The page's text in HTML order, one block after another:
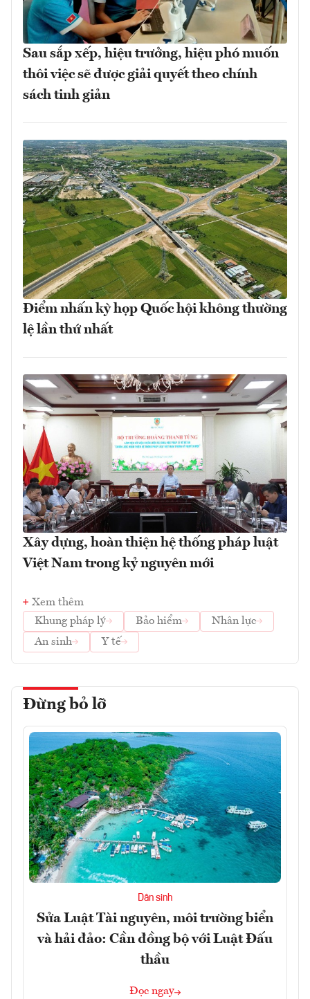
Sau sắp xếp, hiệu trưởng, hiệu phó muốn
thôi việc sẽ được giải quyết theo chính
sách tinh giản
Điểm nhấn kỳ họp Quốc hội không thường
lệ lần thứ nhất
Xây dựng, hoàn thiện hệ thống pháp luật
Việt Nam trong kỷ nguyên mới
Xem thêm
Khung pháp lý
Bảo hiểm
Nhân lực
An sinh
Y tế
Đừng bỏ lỡ
Dân sinh
Sửa Luật Tài nguyên, môi trường biển
và hải đảo: Cần đồng bộ với Luật Đấu
thầu
Đọc ngay